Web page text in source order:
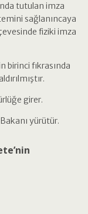
tutulan imza
sağlanıncaya
fiziki imza
birinci fıkrasında
girer.
yürütür.